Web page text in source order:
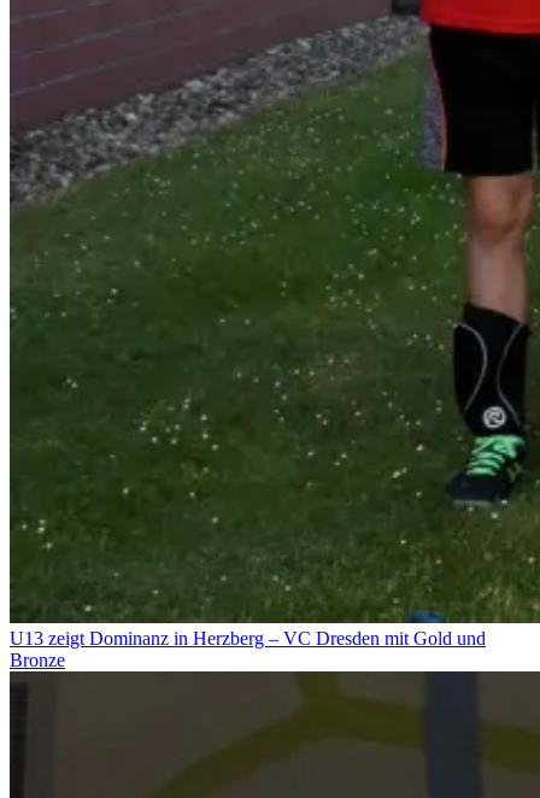
U13 zeigt Dominanz in Herzberg – VC Dresden mit Gold und
Bronze